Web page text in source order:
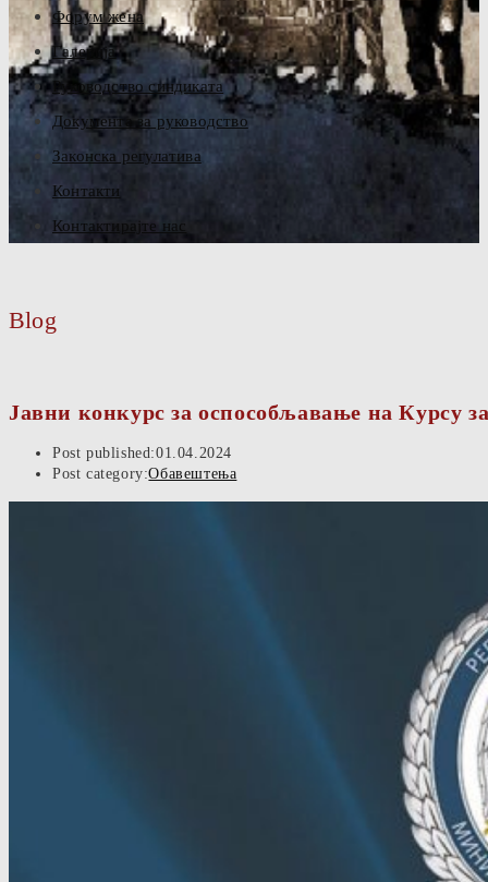
Форум жена
Галерија
Руководство синдиката
Документа за руководство
Законска регулатива
Контакти
Контактирајте нас
Blog
Јавни конкурс за оспособљавање на Курсу
Post published:01.04.2024
Post category:Обавештења